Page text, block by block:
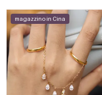
magazzino in Cina